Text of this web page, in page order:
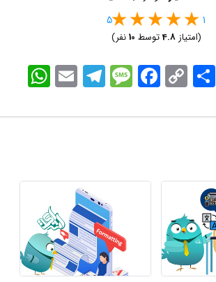
1
5
(امتیاز4.8توسط 10نفر)
WhatsApp EmailTelegramMessageFacebook Copy
Link
اشتراک